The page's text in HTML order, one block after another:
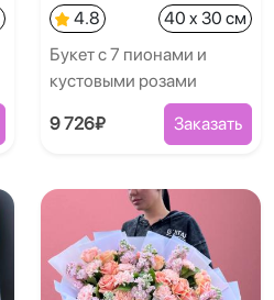
4.8
40 x 30 см
Букет с 7 пионами и
кустовыми розами
9 726₽ Заказать